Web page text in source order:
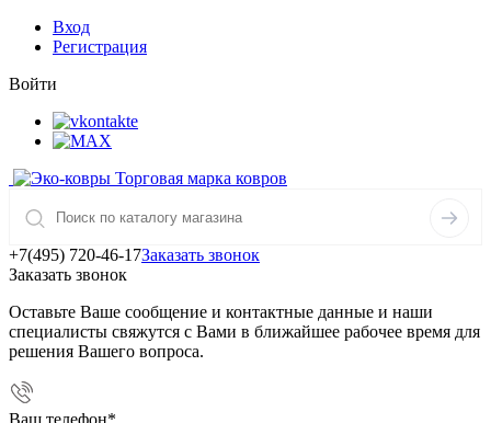
Вход
Регистрация
Войти
Торговая марка ковров
+7(495) 720-46-17Заказать звонок
Заказать звонок
Оставьте Ваше сообщение и контактные данные и наши
специалисты свяжутся с Вами в ближайшее рабочее время для
решения Вашего вопроса.
Ваш телефон*